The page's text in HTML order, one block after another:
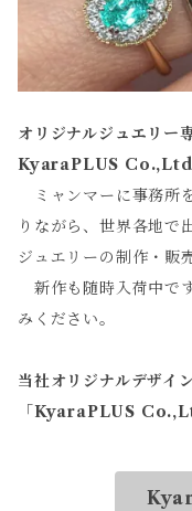
オリジナルジュエリー
KyaraPLUS
ミャンマーに事務所
りながら、世界各地で
ジュエリーの制作・販
新作も随時入荷中で
みください。
当社オリジナルデザイ
「 KyaraPLUS